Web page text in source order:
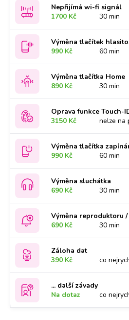
Nepřijímá wi-fi signál
1700 Kč
30 min
Výměna tlačítek
990 Kč
60 min
Výměna tlačítka Home
890 Kč
30 min
Oprava funkce Touch-
3150 Kč
nelze na
Výměna tlačítka
990 Kč
60 min
Výměna sluchátka
690 Kč
30 min
Výměna reproduktoru
690 Kč
30 min
Záloha dat
390 Kč
co
... další závady
Na dotaz
co